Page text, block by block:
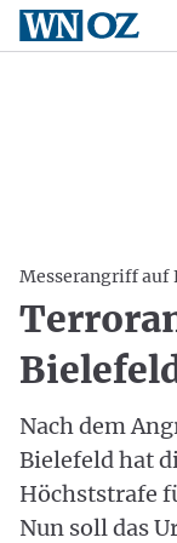
Messerangriff auf
Nach dem
Bielefeld hat
Höchststrafe
Nun soll das